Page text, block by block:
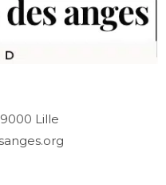
Lille